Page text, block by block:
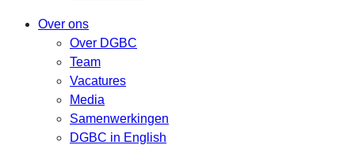
Over ons
Over DGBC
Team
Vacatures
Media
Samenwerkingen
DGBC in English